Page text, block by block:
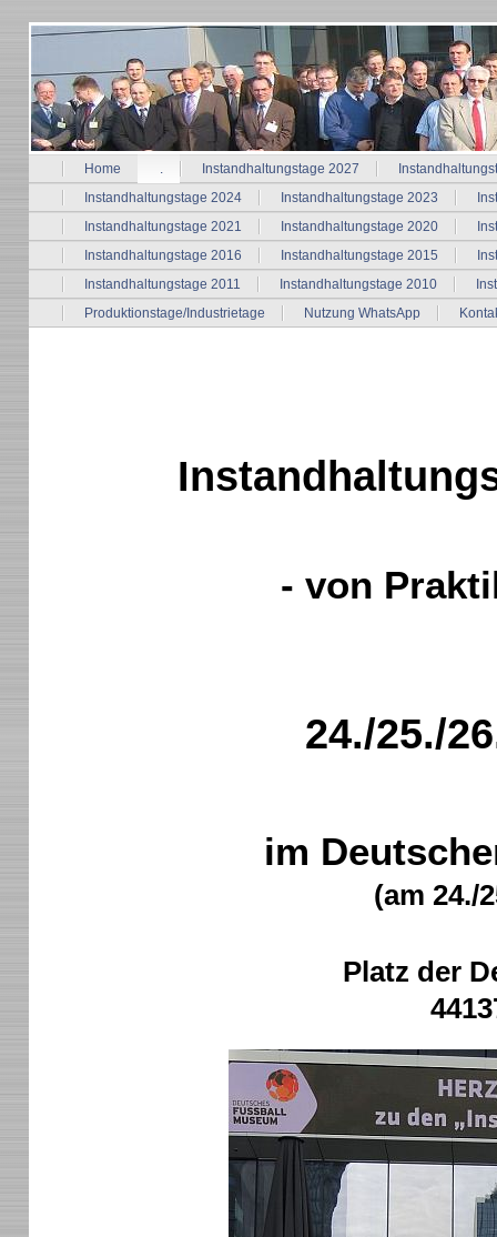
Home . Instandhaltungstage 2027
Instandhaltungstage 2024
Instandhaltungstage 2023
Instandhaltungstage 2021
Instandhaltungstage 2020
Instandhaltungstage 2016
Instandhaltungstage 2015
Instandhaltungstage 2011
Instandhaltungstage 2010
Produktionstage/Industrietage
Nutzung WhatsApp
- von
24./25./
im
(am 24./
Platz der